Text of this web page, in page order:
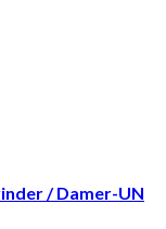
/ Damer-UN